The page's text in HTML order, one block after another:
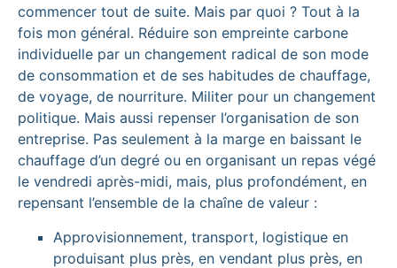
commencer tout de suite. Mais par quoi ? Tout à la
fois mon général. Réduire son empreinte carbone
individuelle par un changement radical de son mode
de consommation et de ses habitudes de chauffage,
de voyage, de nourriture. Militer pour un changement
politique. Mais aussi repenser l’organisation de son
entreprise. Pas seulement à la marge en baissant le
chauffage d’un degré ou en organisant un repas végé
le vendredi après-midi, mais, plus profondément, en
repensant l’ensemble de la chaîne de valeur :
Approvisionnement, transport, logistique en
produisant plus près, en vendant plus près, en